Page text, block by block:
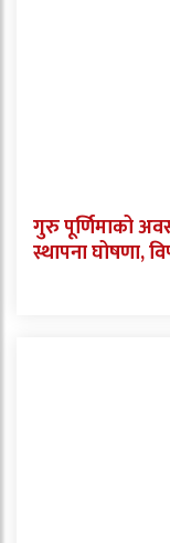
गुरु पूर्णिमाको
स्थापना घोषणा,